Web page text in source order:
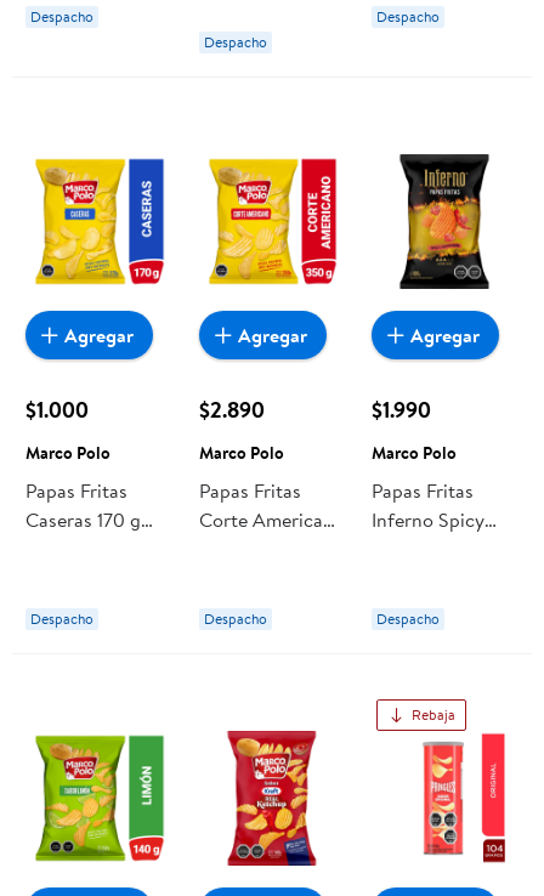
Despacho
Despacho
Despacho
$1.000
Marco Polo
Papas Fritas
Caseras 170 g
Despacho
Agregar
$2.890
Marco Polo
Papas Fritas
Corte Americano
Despacho
Agregar
$1.990
Marco Polo
Papas Fritas
Inferno Spicy
Despacho
Agregar
Rebaja